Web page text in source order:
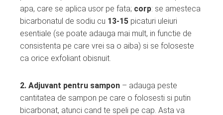
apa, care se aplica usor pe fata; corp: se amesteca
bicarbonatul de sodiu cu 13-15 picaturi uleiuri
esentiale (se poate adauga mai mult, in functie de
consistenta pe care vrei sa o aiba) si se foloseste
ca orice exfoliant obisnuit.
2. Adjuvant pentru sampon – adauga peste
cantitatea de sampon pe care o folosesti si putin
bicarbonat, atunci cand te speli pe cap. Asta va